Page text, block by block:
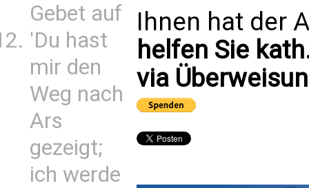
Gebet auf
'Du hast
mir den
Weg nach
Ars
gezeigt;
ich werde
Ihnen hat der
helfen Sie
via